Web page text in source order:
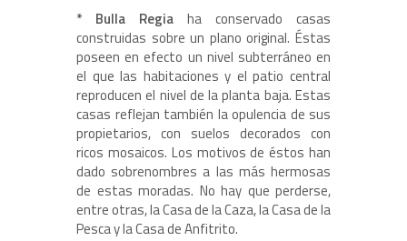
* Bulla Regia ha conservado casas
construidas sobre un plano original. Éstas
poseen en efecto un nivel subterráneo en
el que las habitaciones y el patio central
reproducen el nivel de la planta baja. Estas
casas reflejan también la opulencia de sus
propietarios, con suelos decorados con
ricos mosaicos. Los motivos de éstos han
dado sobrenombres a las más hermosas
de estas moradas. No hay que perderse,
entre otras, la Casa de la Caza, la Casa de la
Pesca y la Casa de Anfitrito.